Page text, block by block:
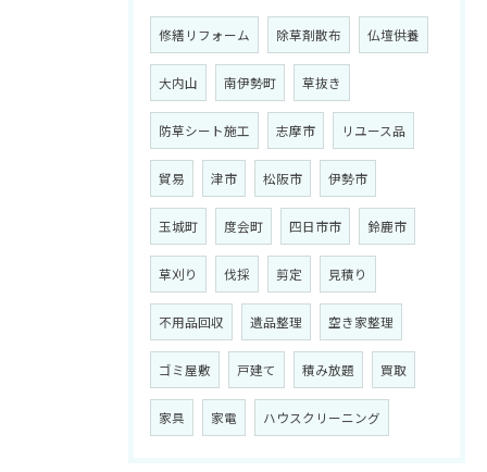
修繕リフォーム 除草剤散布 仏壇供養
大内山 南伊勢町 草抜き
防草シート施工 志摩市 リユース品
貿易 津市 松阪市 伊勢市
玉城町 度会町 四日市市 鈴鹿市
草刈り 伐採 剪定 見積り
不用品回収 遺品整理 空き家整理
ゴミ屋敷 戸建て 積み放題 買取
家具 家電 ハウスクリーニング